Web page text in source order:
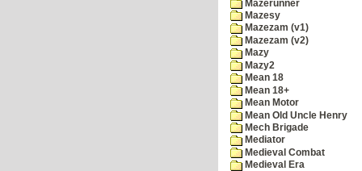
Mazerunner
Mazesy
Mazezam (v1)
Mazezam (v2)
Mazy
Mazy2
Mean 18
Mean 18+
Mean Motor
Mean Old Uncle Henry
Mech Brigade
Mediator
Medieval Combat
Medieval Era